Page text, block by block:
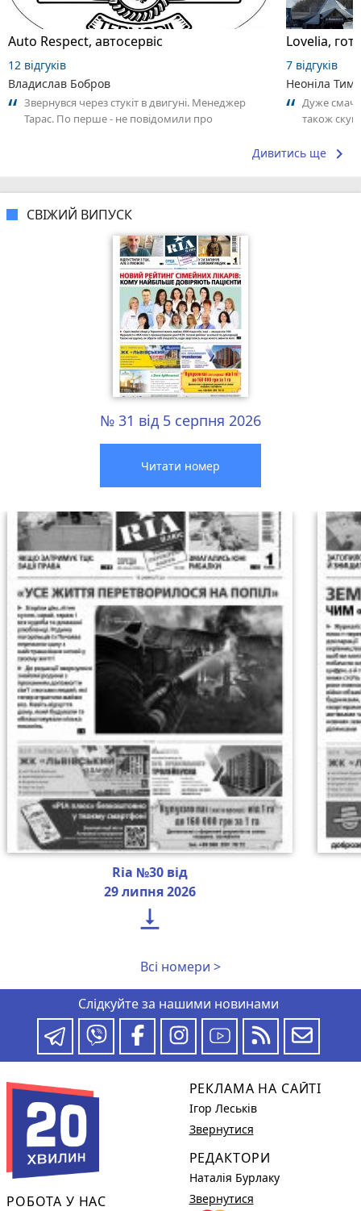
Auto Respect, автосервіс
12 відгуків
Владислав Бобров
Звернувся через стукіт в двигуні. Менеджер
Тарас. По перше - не повідомили про
Lovelia,
7 відгуків
Неоніла
Дуже
також
Дивитись ще keyboard_arrow_right
СВІЖИЙ ВИПУСК
№ 31 від 5 серпня 2026
Читати номер
Ria №30 від
29 липня 2026

Всі номери >
Слідкуйте за нашими новинами
РОБОТА У НАС
РЕКЛАМА НА САЙТІ
Ігор Леськів
Звернутися
РЕДАКТОРИ
Наталія Бурлаку
Звернутися